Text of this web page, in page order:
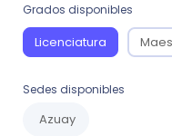
Grados disponibles
Licenciatura
Sedes disponibles
Azuay